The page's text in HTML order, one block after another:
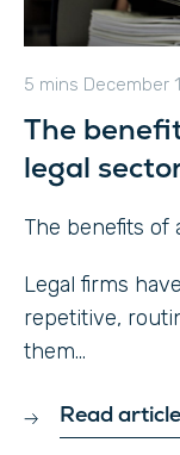
5 mins December
The
legal
The benefits of
Legal firms
repetitive,
them...
Read article